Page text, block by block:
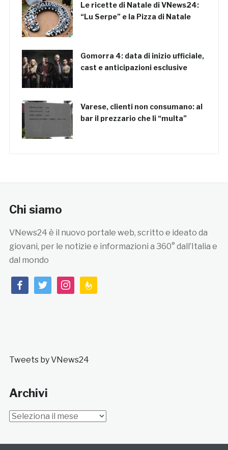
Le ricette di Natale di VNews24:
“Lu Serpe” e la Pizza di Natale
Gomorra 4: data di inizio ufficiale,
cast e anticipazioni esclusive
Varese, clienti non consumano: al
bar il prezzario che li “multa”
Chi siamo
VNews24 è il nuovo portale web, scritto e ideato da
giovani, per le notizie e informazioni a 360° dall’Italia e
dal mondo
facebooktwitterinstagramfeedburner
Tweets by VNews24
Archivi
Archivi